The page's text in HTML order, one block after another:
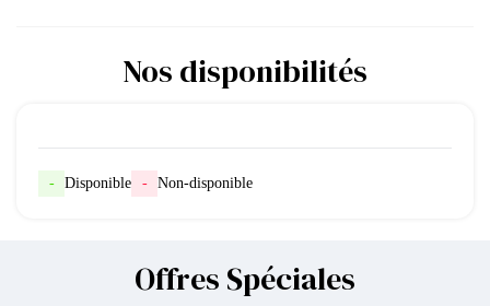
Nos disponibilités
- Disponible - Non-disponible
Offres Spéciales